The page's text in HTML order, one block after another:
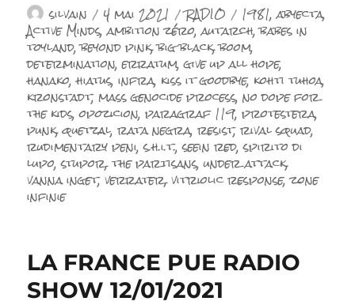
Auteur
silvain Publié
le
4 mai 2021 Catégories
RADIO Étiquettes
1981,abyecta,
Active Minds,ambition zéro,autarch,babes in
toyland,beyond pink,big black,boom,
determination,erratum,give up all hope,
hanako,hiatus,infra, kiss it goodbye, kohti tuhoa,
kronstadt,mass genocide process,no dope for
the kids,opozicion,paragraf 119,protestera,
punk,quetzal,rata negra,resist,rival squad,
rudimentary peni,s.h.i.t.,seein red,spirito di
lupo,stupor,the partisans,under attack,
vanna inget,verrater,vitriolic response,zone
infinie
LA FRANCE PUE RADIO
SHOW 12/01/2021